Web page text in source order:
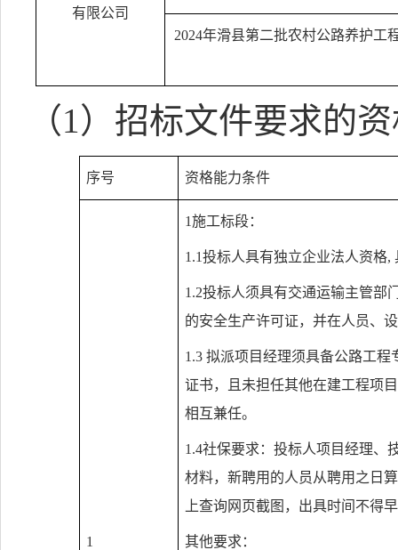
有限公司
2024年滑县第二批农村公路养护工
（1）招标文件要求的
序号 资格能力条件
1
1施工标段：
1.1投标人具有独立企业法人资格,
1.2投标人须具有交通运输主管部
的安全生产许可证，并在人员、
1.3 拟派项目经理须具备公路工程
证书，且未担任其他在建工程项
相互兼任。
1.4社保要求：投标人项目经理、
材料，新聘用的人员从聘用之日
上查询网页截图，出具时间不得
其他要求：